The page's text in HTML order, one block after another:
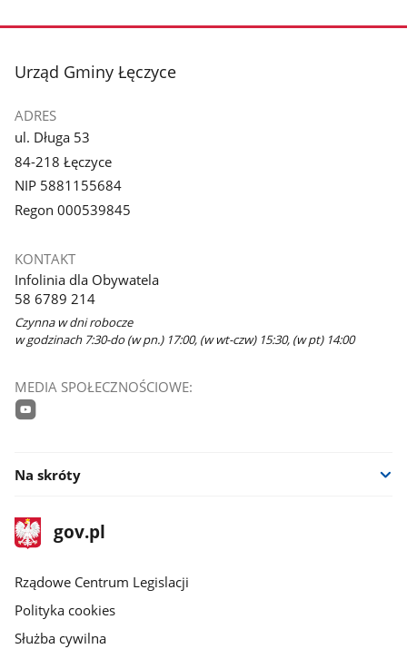
stopka
Urząd Gminy Łęczyce
ADRES
ul. Długa 53
84-218 Łęczyce
NIP 5881155684
Regon 000539845
KONTAKT
Infolinia dla Obywatela
58 6789 214
Czynna w dni robocze
w godzinach 7:30-do (w pn.) 17:00, (w wt-czw) 15:30, (w pt) 14:00
MEDIA SPOŁECZNOŚCIOWE:
Na skróty
stopka
gov.plStrona
gov.pl
Rządowe Centrum Legislacji
Polityka cookies
Służba cywilna